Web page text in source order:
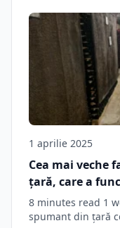
1 aprilie 2025
Cea mai veche
țară, care a
doar 30 de
vinului spumant
8 minutes read 1
spumant din țară